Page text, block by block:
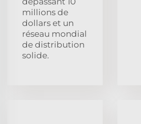
millions de
dollars et un
réseau mondial
de distribution
solide.